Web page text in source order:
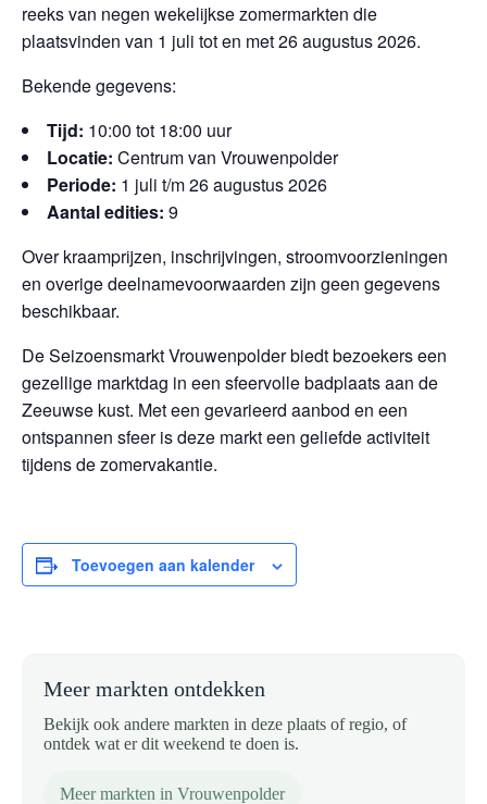
reeks van negen wekelijkse zomermarkten die
plaatsvinden van 1 juli tot en met 26 augustus 2026.
Bekende gegevens:
Tijd: 10:00 tot 18:00 uur
Locatie: Centrum van Vrouwenpolder
Periode: 1 juli t/m 26 augustus 2026
Aantal edities: 9
Over kraamprijzen, inschrijvingen, stroomvoorzieningen
en overige deelnamevoorwaarden zijn geen gegevens
beschikbaar.
De Seizoensmarkt Vrouwenpolder biedt bezoekers een
gezellige marktdag in een sfeervolle badplaats aan de
Zeeuwse kust. Met een gevarieerd aanbod en een
ontspannen sfeer is deze markt een geliefde activiteit
tijdens de zomervakantie.
Toevoegen aan kalender
Meer markten ontdekken
Bekijk ook andere markten in deze plaats of regio, of
ontdek wat er dit weekend te doen is.
Meer markten in Vrouwenpolder